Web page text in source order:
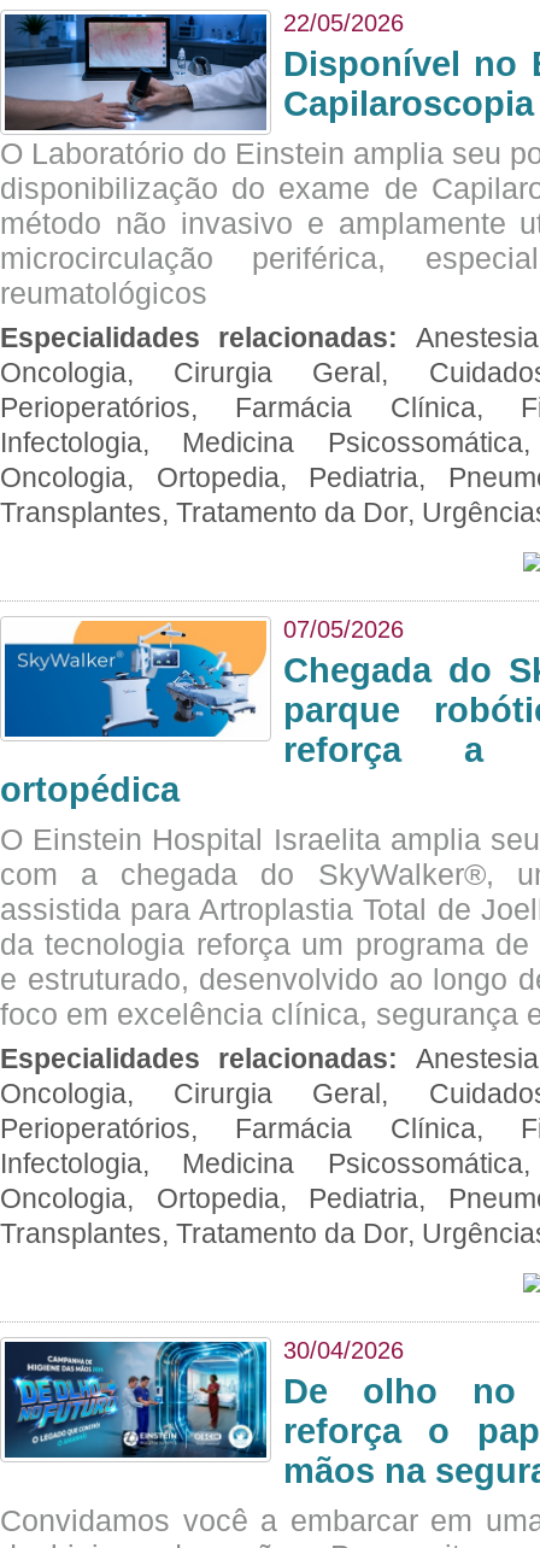
22/05/2026
Disponível no
O Laboratório do Einstein amplia seu
disponibilização do exame de
método não invasivo e amplamente
microcirculação periférica,
reumatológicos
Especialidades relacionadas:
Oncologia, Cirurgia Geral,
Perioperatórios, Farmácia Clínica,
Infectologia, Medicina
Oncologia, Ortopedia, Pediatria,
Transplantes, Tratamento da Dor,
07/05/2026
Chegada do
parque
reforça a
ortopédica
O Einstein Hospital Israelita amplia
com a chegada do SkyWalker®,
assistida para Artroplastia Total de
da tecnologia reforça um programa
e estruturado, desenvolvido ao longo
foco em excelência clínica, segurança
Especialidades relacionadas:
Oncologia, Cirurgia Geral,
Perioperatórios, Farmácia Clínica,
Infectologia, Medicina
Oncologia, Ortopedia, Pediatria,
Transplantes, Tratamento da Dor,
30/04/2026
De olho no
reforça o
mãos na
Convidamos você a embarcar em